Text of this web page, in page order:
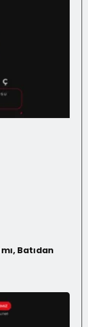
Batıdan